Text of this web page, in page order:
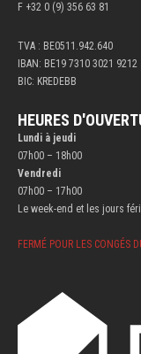
F +32 0 (9) 356 63 81
TVA : BE0511.942.640
IBAN: BE19 7310 3021 9212
BIC: KREDEBB
HEURES
Lundi à jeudi
07h00 – 18h00
Vendredi
07h00 – 17h00
Le week-end et les jours
FERMÉ POUR LES CONGÉS